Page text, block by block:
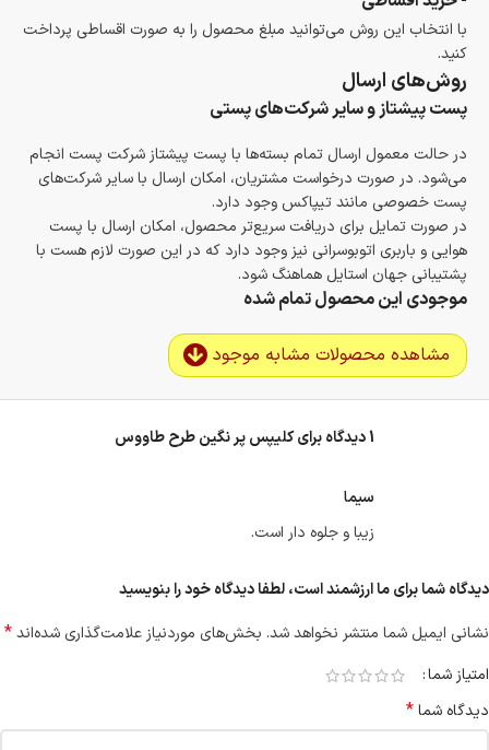
با انتخاب این روش می‌توانید مبلغ محصول را به صورت اقساطی پرداخت
کنید.
روش‌های ارسال
پست پیشتاز و سایر شرکت‌های پستی
در حالت معمول ارسال تمام بسته‌ها با پست پیشتاز شرکت پست انجام
می‌شود. در صورت درخواست مشتریان، امکان ارسال با سایر شرکت‌های
پست خصوصی مانند تیپاکس وجود دارد.
در صورت تمایل برای دریافت سریع‌تر محصول، امکان ارسال با پست
هوایی و باربری اتوبوسرانی نیز وجود دارد که در این صورت لازم هست با
پشتیبانی جهان استایل هماهنگ شود.
موجودی این محصول تمام شده
مشاهده محصولات مشابه موجود
1 دیدگاه برای کلیپس پر نگین طرح طاووس
سیما
زیبا و جلوه دار است.
دیدگاه شما برای ما ارزشمند است، لطفا دیدگاه خود را بنویسید
نشانی ایمیل شما منتشر نخواهد شد. بخش‌های موردنیاز علامت‌گذاری شده‌اند*
امتیاز شما
دیدگاه شما*